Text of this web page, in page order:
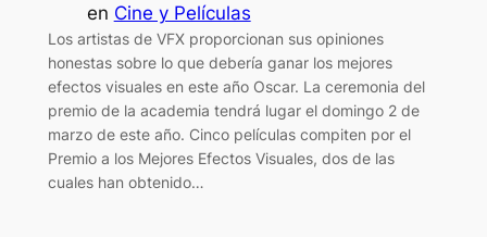
en Cine y Películas
Los artistas de VFX proporcionan sus opiniones
honestas sobre lo que debería ganar los mejores
efectos visuales en este año Oscar. La ceremonia del
premio de la academia tendrá lugar el domingo 2 de
marzo de este año. Cinco películas compiten por el
Premio a los Mejores Efectos Visuales, dos de las
cuales han obtenido…